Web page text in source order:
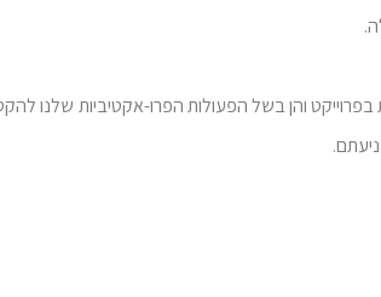
והן בשל הפעולות הפרו-אקטיביות שלנו